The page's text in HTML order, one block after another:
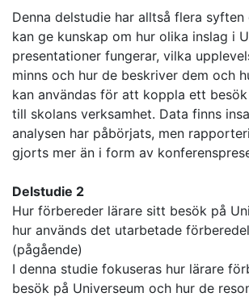
Denna delstudie har alltså flera
kan ge kunskap om hur olika inslag i
presentationer fungerar, vilka
minns och hur de beskriver dem och
kan användas för att koppla ett
till skolans verksamhet. Data finns
analysen har påbörjats, men
gjorts mer än i form av
Delstudie 2
Hur förbereder lärare sitt besök på
hur används det utarbetade
(pågående)
I denna studie fokuseras hur lärare
besök på Universeum och hur de